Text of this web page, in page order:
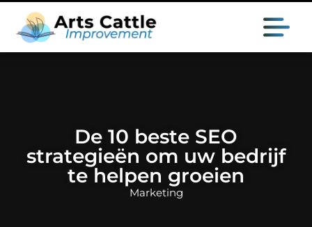
De 10 beste SEO
strategieën om uw bedrijf
te helpen groeien
Marketing